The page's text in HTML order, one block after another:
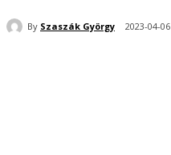
By Szaszák György 2023-04-06